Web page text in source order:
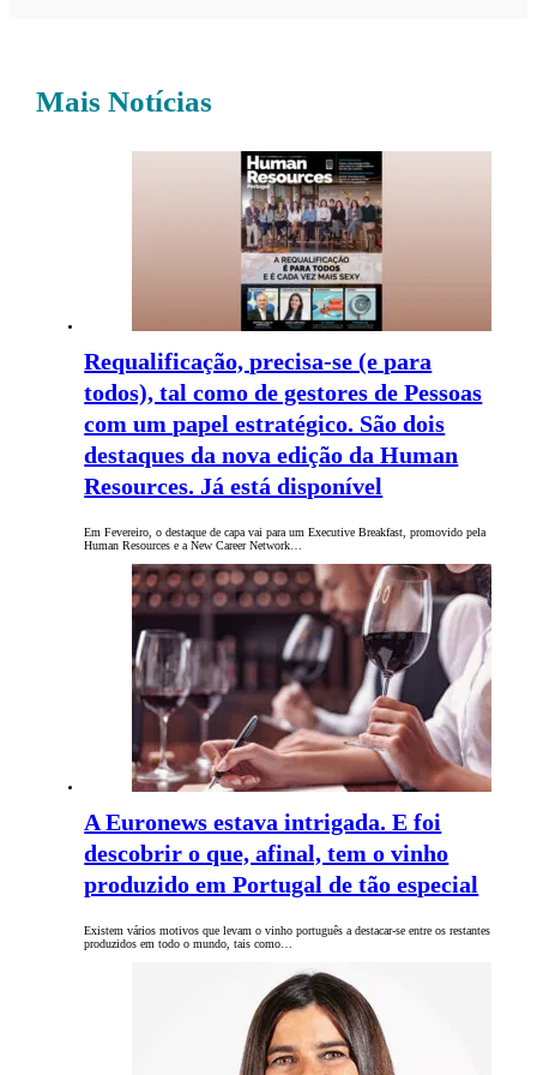
Mais Notícias
Requalificação, precisa-se (e para
todos), tal como de gestores de Pessoas
com um papel estratégico. São dois
destaques da nova edição da Human
Resources. Já está disponível
Em Fevereiro, o destaque de capa vai para um Executive Breakfast, promovido pela
Human Resources e a New Career Network…
A Euronews estava intrigada. E foi
descobrir o que, afinal, tem o vinho
produzido em Portugal de tão especial
Existem vários motivos que levam o vinho português a destacar-se entre os restantes
produzidos em todo o mundo, tais como…